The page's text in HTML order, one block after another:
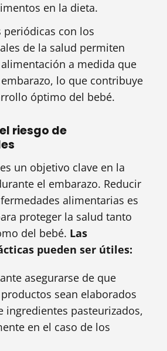
en la dieta.
periódicas con los
de la salud permiten
a medida que
lo que contribuye
óptimo del bebé.
riesgo de
un objetivo clave en la
el embarazo. Reducir
alimentarias es
proteger la salud tanto
del bebé. Las
pueden ser útiles:
asegurarse de que
sean elaborados
ingredientes pasteurizados,
en el caso de los